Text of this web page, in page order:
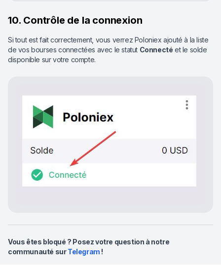
10. Contrôle de la connexion
Si tout est fait correctement, vous verrez Poloniex ajouté à la liste
de vos bourses connectées avec le statut Connecté et le solde
disponible sur votre compte.
Vous êtes bloqué ? Posez votre question à notre
communauté surTelegram !